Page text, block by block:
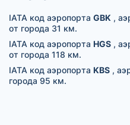
IATA код аэропорта GBK ,
от города 31 км.
IATA код аэропорта HGS ,
от города 118 км.
IATA код аэропорта KBS ,
города 95 км.